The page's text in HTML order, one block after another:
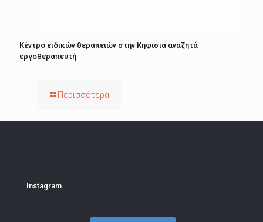
Κέντρο ειδικών θεραπειών στην Κηφισιά αναζητά
εργοθεραπευτή
Περισσότερα
Instagram